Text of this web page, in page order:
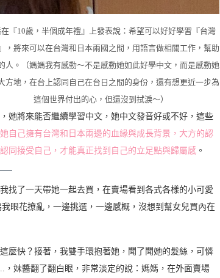
『10歲，半個成年禮』上發表說：希望可以好好學習『台灣
，將來可以在台灣和日本兩國之間，用語言做相關工作，幫助
人。（媽媽我有感動～不是感動她如此好學中文，而是感動她
方地，在台上認同自己在台日之間的身份，還有想更近一步為
這個世界付出的心，但還沒到拭淚～）
她將來能否繼續學習中文，她中文發音好或不好，這些
自己擁有台灣和日本兩邊的血緣與成長背景，大方的認
同接受自己，才能真正找到自己的立足點與歸屬感 。
找了一天帶她一起去買，在賣場看到各式各樣的小可愛
眼花撩亂，一邊挑選，一邊感概，沒想到幫女兒買內在
麼快？接著，我雙手環抱著她，聞了聞她的髮絲，可憐
妹醬翻了翻白眼，非常淡定的說：媽媽，在外面賣場